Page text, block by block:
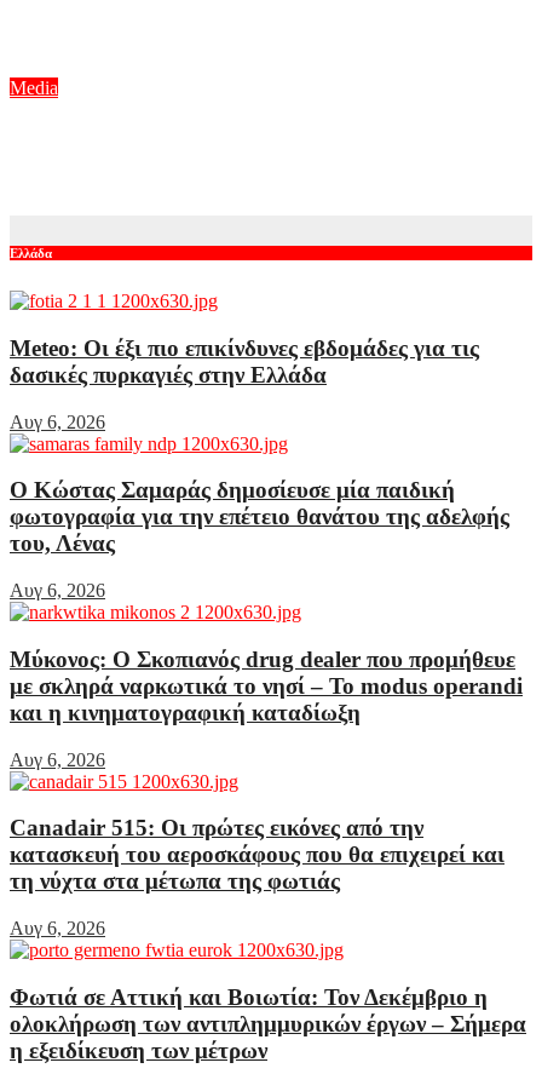
Media
Ελλάδα
Meteo: Οι έξι πιο επικίνδυνες εβδομάδες για τις
δασικές πυρκαγιές στην Ελλάδα
Αυγ 6, 2026
Ο Κώστας Σαμαράς δημοσίευσε μία παιδική
φωτογραφία για την επέτειο θανάτου της αδελφής
του, Λένας
Αυγ 6, 2026
Μύκονος: Ο Σκοπιανός drug dealer που προμήθευε
με σκληρά ναρκωτικά το νησί – Το modus operandi
και η κινηματογραφική καταδίωξη
Αυγ 6, 2026
Canadair 515: Οι πρώτες εικόνες από την
κατασκευή του αεροσκάφους που θα επιχειρεί και
τη νύχτα στα μέτωπα της φωτιάς
Αυγ 6, 2026
Φωτιά σε Αττική και Βοιωτία: Τον Δεκέμβριο η
ολοκλήρωση των αντιπλημμυρικών έργων – Σήμερα
η εξειδίκευση των μέτρων